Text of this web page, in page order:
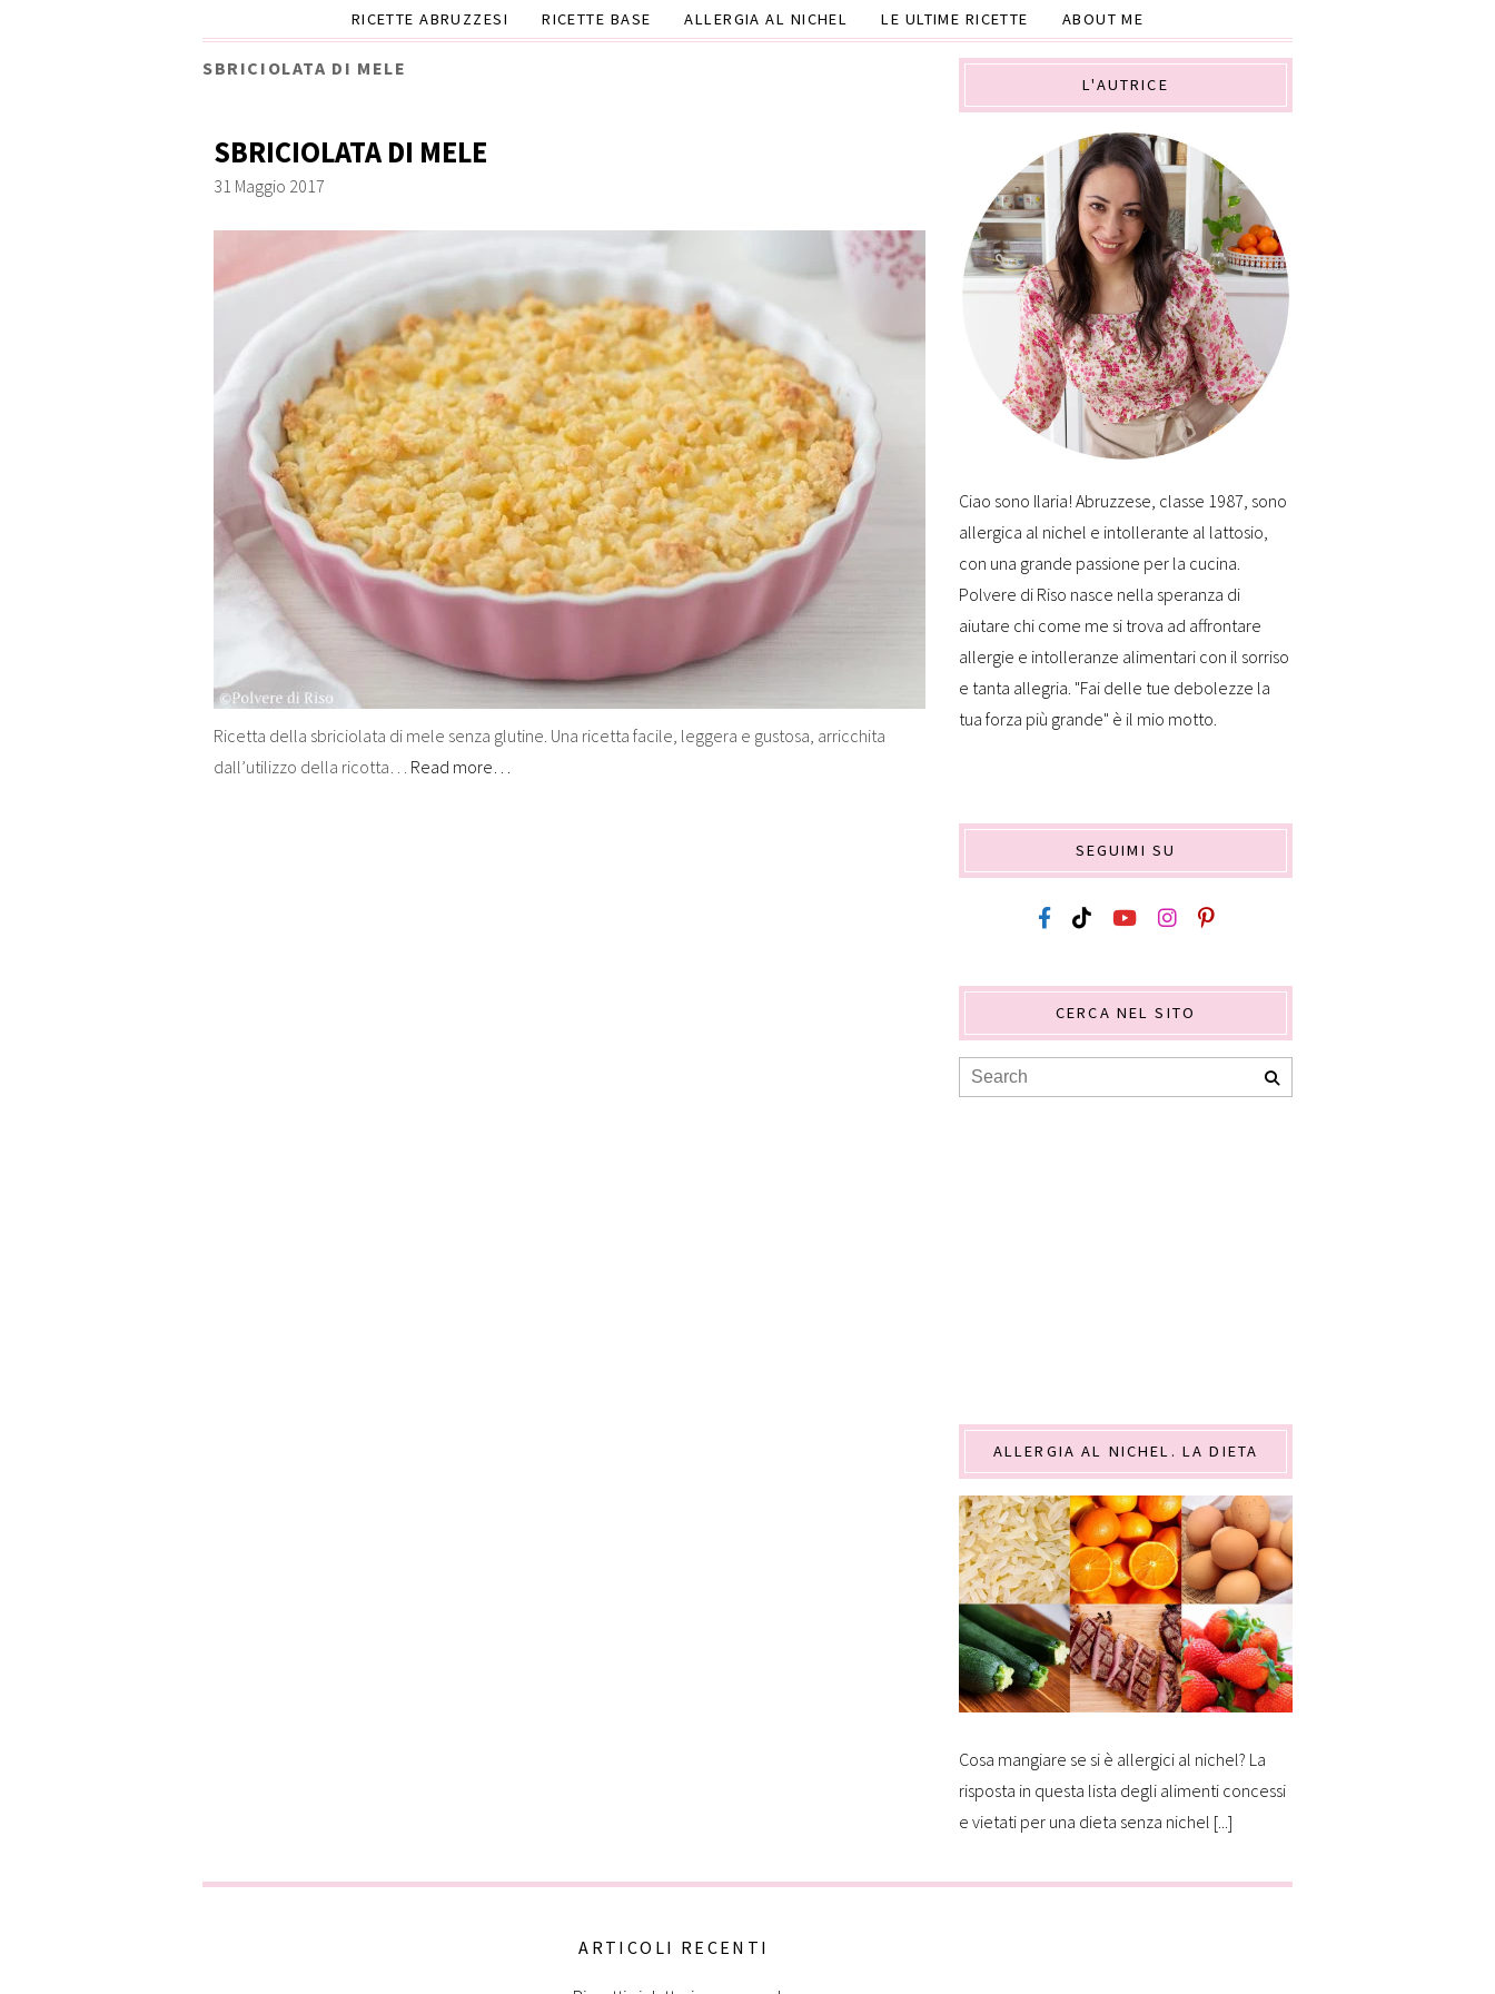
RICETTE ABRUZZESI
RICETTE BASE ALLERGIA AL NICHEL LE ULTIME RICETTE ABOUT ME
SBRICIOLATA DI MELE
SBRICIOLATA DI MELE
31 Maggio 2017
Ricetta della sbriciolata di mele senza glutine. Una ricetta facile, leggera e gustosa, arricchita
dall’utilizzo della ricotta… Read more…
L'AUTRICE
Ciao sono Ilaria! Abruzzese, classe 1987, sono
allergica al nichel e intollerante al lattosio,
con una grande passione per la cucina.
Polvere di Riso nasce nella speranza di
aiutare chi come me si trova ad affrontare
allergie e intolleranze alimentari con il sorriso
e tanta allegria. "Fai delle tue debolezze la
tua forza più grande" è il mio motto.
SEGUIMI SU
CERCA NEL SITO
ALLERGIA AL NICHEL. LA DIETA
Cosa mangiare se si è allergici al nichel? La
risposta in questa lista degli alimenti concessi
e vietati per una dieta senza nichel [...]
ARTICOLI RECENTI